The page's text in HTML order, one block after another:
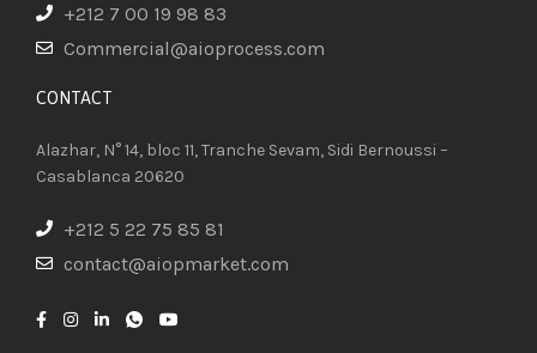
+212 7 00 19 98 83
Commercial@aioprocess.com
CONTACT​
Alazhar, N° 14, bloc 11, Tranche Sevam, Sidi Bernoussi –
Casablanca 20620
+212 5 22 75 85 81
contact@aiopmarket.com